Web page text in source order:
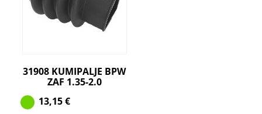
31908 KUMIPALJE BPW
ZAF 1.35-2.0
13,15€